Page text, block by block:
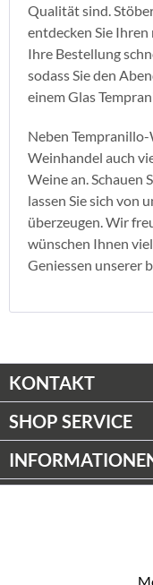
Qualität sind.
entdecken Sie
Ihre Bestellung
sodass Sie den
einem Glas
Neben
Weinhandel auch
Weine an. Schauen
lassen Sie sich von
überzeugen. Wir
wünschen Ihnen
Geniessen unserer
KONTAKT
SHOP SERVICE